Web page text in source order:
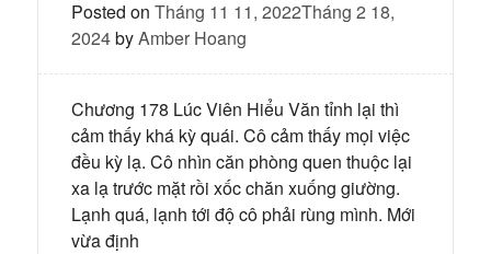
Posted on Tháng 11 11, 2022Tháng 2 18,
2024byAmber Hoang
Chương 178 Lúc Viên Hiểu Văn tỉnh lại thì
cảm thấy khá kỳ quái. Cô cảm thấy mọi việc
đều kỳ lạ. Cô nhìn căn phòng quen thuộc lại
xa lạ trước mặt rồi xốc chăn xuống giường.
Lạnh quá, lạnh tới độ cô phải rùng mình. Mới
vừa định